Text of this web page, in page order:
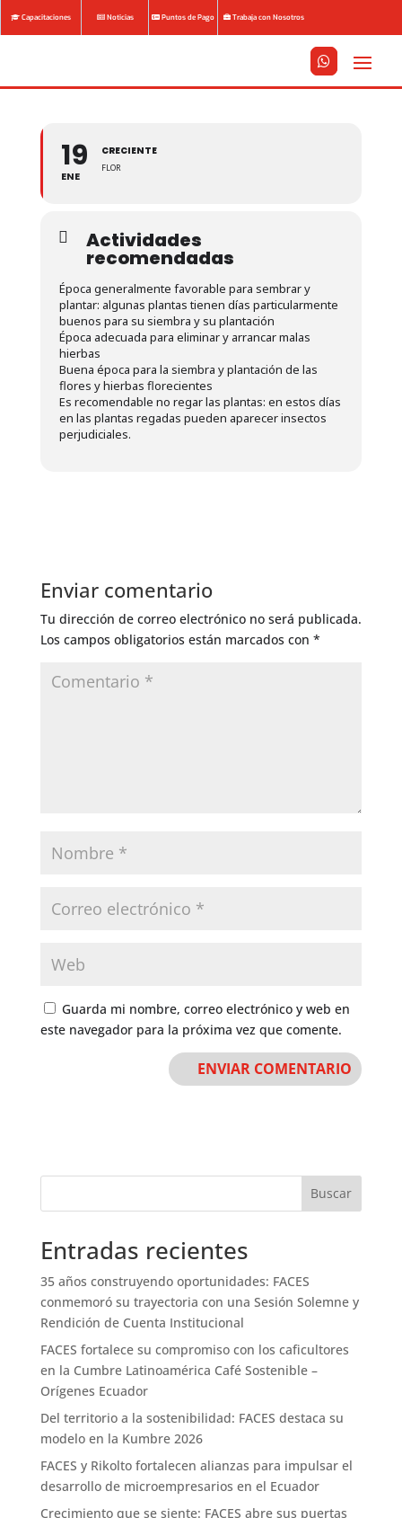
Capacitaciones Noticias Puntos de Pago Trabaja con Nosotros



19
ENE
CRECIENTE
FLOR
Actividades
recomendadas
Época generalmente favorable para sembrar y
plantar: algunas plantas tienen días particularmente
buenos para su siembra y su plantación
Época adecuada para eliminar y arrancar malas
hierbas
Buena época para la siembra y plantación de las
flores y hierbas florecientes
Es recomendable no regar las plantas: en estos días
en las plantas regadas pueden aparecer insectos
perjudiciales.
Enviar comentario
Tu dirección de correo electrónico no será publicada.
Los campos obligatorios están marcados con *
Guarda mi nombre, correo electrónico y web en
este navegador para la próxima vez que comente.
Buscar
Entradas recientes
35 años construyendo oportunidades: FACES
conmemoró su trayectoria con una Sesión Solemne y
Rendición de Cuenta Institucional
FACES fortalece su compromiso con los caficultores
en la Cumbre Latinoamérica Café Sostenible –
Orígenes Ecuador
Del territorio a la sostenibilidad: FACES destaca su
modelo en la Kumbre 2026
FACES y Rikolto fortalecen alianzas para impulsar el
desarrollo de microempresarios en el Ecuador
Crecimiento que se siente: FACES abre sus puertas